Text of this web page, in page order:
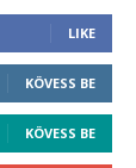
LIKE
KÖVESS BE
KÖVESS BE